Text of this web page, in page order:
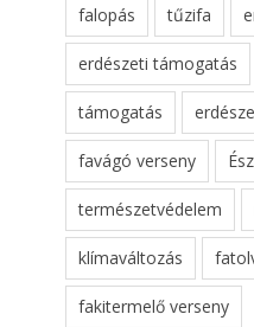
falopás tűzifa
erdészeti támogatás
támogatás
favágó verseny
természetvédelem
klímaváltozás
fakitermelő verseny